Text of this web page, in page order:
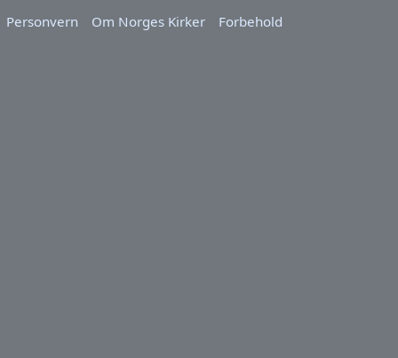
Personvern
Om Norges Kirker Forbehold